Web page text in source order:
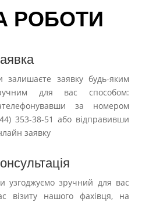
РОБОТИ
залишаєте заявку будь-яким
для вас способом:
за номером
353-38-51 або відправивши
заявку
узгоджуємо зручний для вас
візиту нашого фахівця, на